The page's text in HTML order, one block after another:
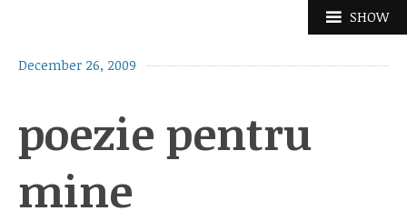
SHOW
December 26, 2009
poezie pentru
mine